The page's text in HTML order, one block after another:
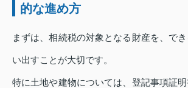
的な進め方
まずは、相続税の対象となる財産を、で
い出すことが大切です。
特に土地や建物については、登記事項証